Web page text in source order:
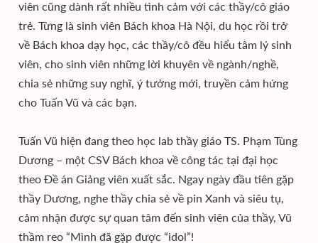
viên cũng dành rất nhiều tình cảm với các thầy/cô giáo
trẻ. Từng là sinh viên Bách khoa Hà Nội, du học rồi trở
về Bách khoa dạy học, các thầy/cô đều hiểu tâm lý sinh
viên, cho sinh viên những lời khuyên về ngành/nghề,
chia sẻ những suy nghĩ, ý tưởng mới, truyền cảm hứng
cho Tuấn Vũ và các bạn.
Tuấn Vũ hiện đang theo học lab thầy giáo TS. Phạm Tùng
Dương – một CSV Bách khoa về công tác tại đại học
theo Đề án Giảng viên xuất sắc. Ngay ngày đầu tiên gặp
thầy Dương, nghe thầy chia sẻ về pin Xanh và siêu tụ,
cảm nhận được sự quan tâm đến sinh viên của thầy, Vũ
thầm reo “Mình đã gặp được “idol”!